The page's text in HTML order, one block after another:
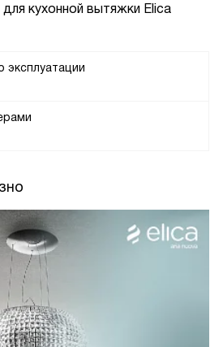
кухонной вытяжки Elica
эксплуатации